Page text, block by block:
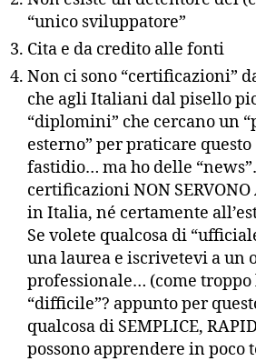
“unico sviluppatore”
Cita e da credito alle fonti
Non ci sono “certificazioni”
che agli Italiani dal pisello
“diplomini” che cercano un
esterno” per praticare
fastidio… ma ho delle
certificazioni NON SERVONO
in Italia, né certamente
Se volete qualcosa di
una laurea e iscrivetevi a un
professionale… (come troppo
“difficile”? appunto per
qualcosa di SEMPLICE,
possono apprendere in poco